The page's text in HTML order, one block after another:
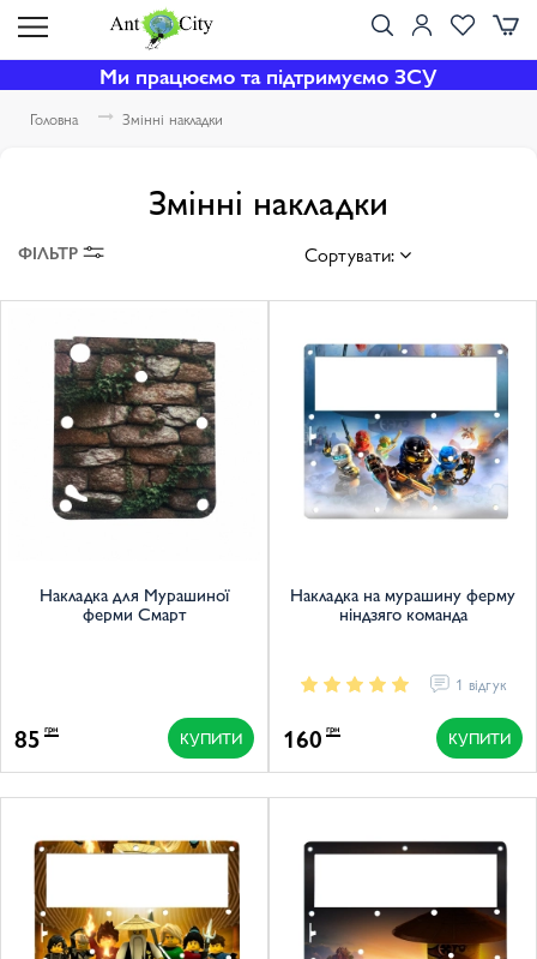
Ми працюємо та підтримуємо ЗСУ
Головна Змінні накладки
Змінні накладки
ФІЛЬТР Сортувати:
Накладка для Мурашиної
ферми Смарт
85 грн КУПИТИ
Накладка на мурашину ферму
ніндзяго команда
1 відгук
160 грн КУПИТИ